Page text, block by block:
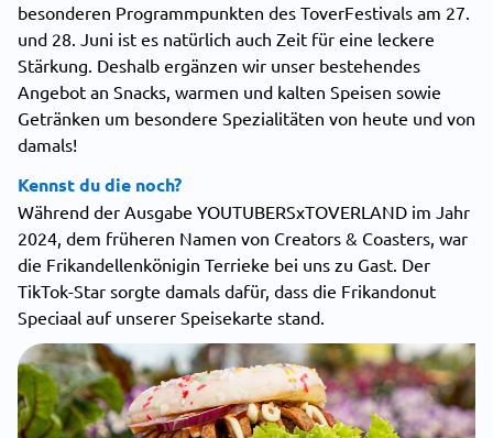
besonderen Programmpunkten des ToverFestivals am 27.
und 28. Juni ist es natürlich auch Zeit für eine leckere
Stärkung. Deshalb ergänzen wir unser bestehendes
Angebot an Snacks, warmen und kalten Speisen sowie
Getränken um besondere Spezialitäten von heute und von
damals!
Kennst du die noch?
Während der Ausgabe YOUTUBERSxTOVERLAND im Jahr
2024, dem früheren Namen von Creators & Coasters, war
die Frikandellenkönigin Terrieke bei uns zu Gast. Der
TikTok-Star sorgte damals dafür, dass die Frikandonut
Speciaal auf unserer Speisekarte stand.